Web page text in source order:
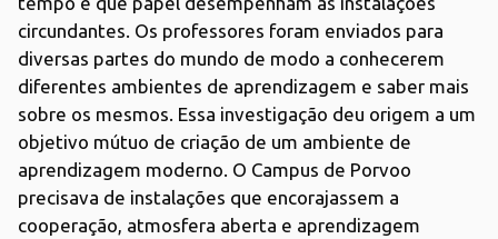
circundantes. Os professores foram enviados para
diversas partes do mundo de modo a conhecerem
diferentes ambientes de aprendizagem e saber mais
sobre os mesmos. Essa investigação deu origem a um
objetivo mútuo de criação de um ambiente de
aprendizagem moderno. O Campus de Porvoo
precisava de instalações que encorajassem a
cooperação, atmosfera aberta e aprendizagem